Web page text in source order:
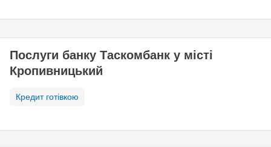
Послуги банку Таскомбанк у місті
Кропивницький
Кредит готівкою